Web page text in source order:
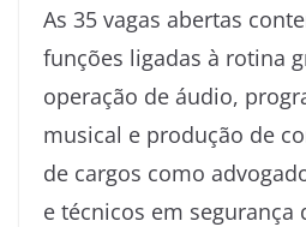
As 35 vagas abertas
funções ligadas à rotina
operação de áudio,
musical e produção de
de cargos como
e técnicos em segurança